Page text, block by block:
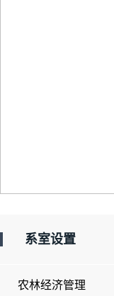
系室设置
农林经济管理